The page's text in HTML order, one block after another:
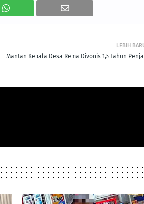
LEBIH
Mantan Kepala Desa Rema Divonis 1,5 Tahun